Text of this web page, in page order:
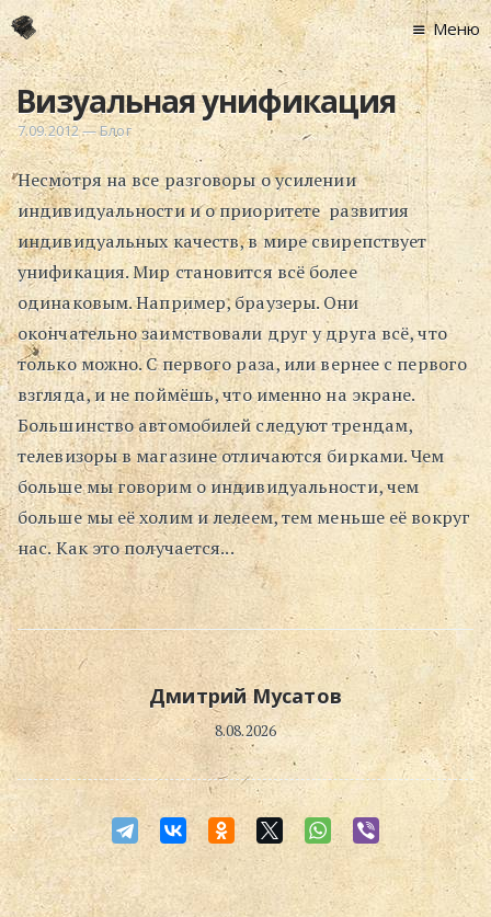
Главная
Новости
Графоманство
* Автотекст
*
* Хронограф
Арт-Рецензии
* Слушать
* Смотреть
* Читать
* По жизни
Блог
⋅
Поиск
Меню
Визуальная унификация
7.09.2012—Блог
Несмотря на все разговоры о усилении
индивидуальности и о приоритете развития
индивидуальных качеств, в мире свирепствует
унификация. Мир становится всё более
одинаковым. Например, браузеры. Они
окончательно заимствовали друг у друга всё, что
только можно. С первого раза, или вернее с первого
взгляда, и не поймёшь, что именно на экране.
Большинство автомобилей следуют трендам,
телевизоры в магазине отличаются бирками. Чем
больше мы говорим о индивидуальности, чем
больше мы её холим и лелеем, тем меньше её вокруг
нас. Как это получается...
Дмитрий Мусатов
8.08.2026